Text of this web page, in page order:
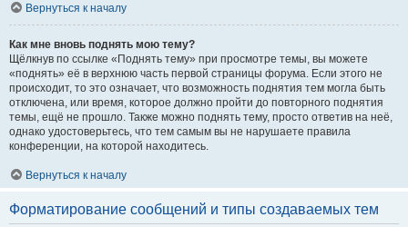
Вернуться к началу
Как мне вновь поднять мою тему?
Щёлкнув по ссылке «Поднять тему» при просмотре темы, вы можете
«поднять» её в верхнюю часть первой страницы форума. Если этого не
происходит, то это означает, что возможность поднятия тем могла быть
отключена, или время, которое должно пройти до повторного поднятия
темы, ещё не прошло. Также можно поднять тему, просто ответив на неё,
однако удостоверьтесь, что тем самым вы не нарушаете правила
конференции, на которой находитесь.
Вернуться к началу
Форматирование сообщений и типы создаваемых тем